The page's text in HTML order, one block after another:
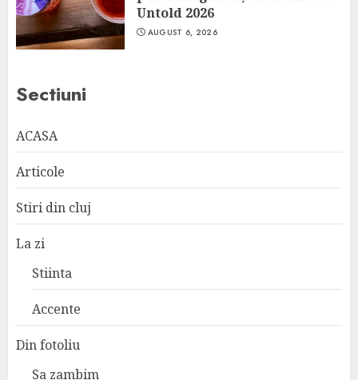
Untold 2026
AUGUST 6, 2026
Sectiuni
ACASA
Articole
Stiri din cluj
La zi
Stiinta
Accente
Din fotoliu
Sa zambim